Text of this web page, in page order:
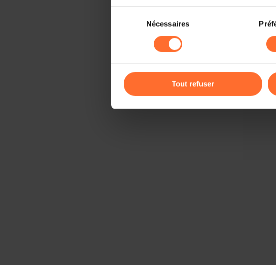
Il est précisé que la navigation sur le site
cas de refus de tous les cookies ou des
gauche de chaque page.
consentement
Nécessaires
Tout refuser